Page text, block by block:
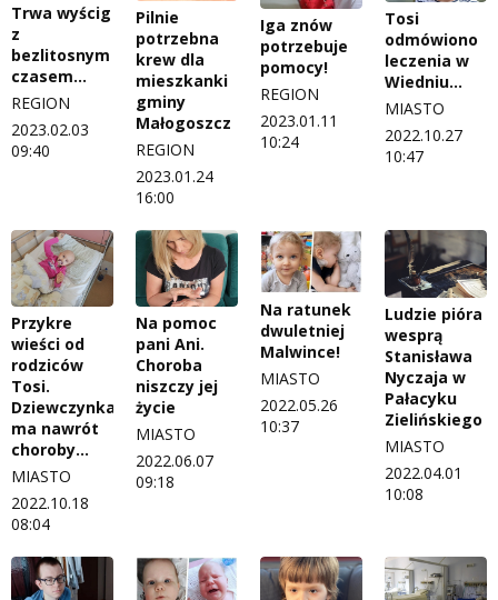
Trwa wyścig
z
bezlitosnym
czasem…
REGION
2023.02.03
09:40
Pilnie
potrzebna
krew dla
mieszkanki
gminy
Małogoszcz
REGION
2023.01.24
16:00
Iga znów
potrzebuje
pomocy!
REGION
2023.01.11
10:24
Tosi
odmówiono
leczenia w
Wiedniu…
MIASTO
2022.10.27
10:47
Przykre
wieści od
rodziców
Tosi.
Dziewczynka
ma nawrót
choroby…
MIASTO
2022.10.18
08:04
Na pomoc
pani Ani.
Choroba
niszczy jej
życie
MIASTO
2022.06.07
09:18
Na ratunek
dwuletniej
Malwince!
MIASTO
2022.05.26
10:37
Ludzie pióra
wesprą
Stanisława
Nyczaja w
Pałacyku
Zielińskiego
MIASTO
2022.04.01
10:08